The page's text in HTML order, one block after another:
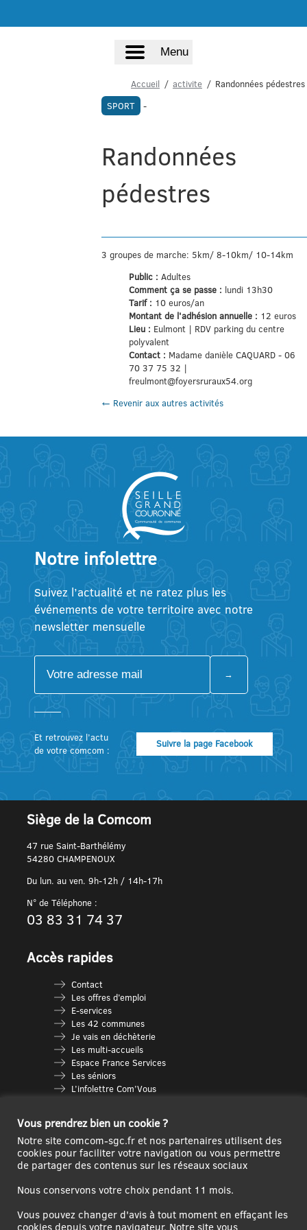
Menu
Accueil activite
Randonnées pédestres
SPORT
-
Randonnées
pédestres
3 groupes de marche: 5km/ 8-10km/ 10-14km
Public :Adultes
Comment ça se passe : lundi 13h30
Tarif : 10 euros/an
Montant de l'adhésion annuelle : 12 euros
Lieu : Eulmont | RDV parking du centre
polyvalent
Contact : Madame danièle CAQUARD - 06
70 37 75 32 |
freulmont@foyersruraux54.org
← Revenir aux autres activités
Notre infolettre
Suivez l’actualité et ne ratez plus les
événements de votre territoire avec notre
newsletter mensuelle
Et retrouvez l’actu
de votre comcom :
Suivre la page Facebook
Siège de la Comcom
47 rue Saint-Barthélémy
54280 CHAMPENOUX
Du lun. au ven. 9h-12h / 14h-17h
N° de Téléphone :
03 83 31 74 37
Accès rapides
Contact
Les offres d’emploi
E-services
Les 42 communes
Je vais en déchèterie
Les multi-accueils
Espace France Services
Les séniors
L’infolettre Com’Vous
Vous prendrez bien un cookie ?
Notre site comcom-sgc.fr et nos partenaires utilisent des
cookies pour faciliter votre navigation ou vous permettre
de partager des contenus sur les réseaux sociaux
Nous conservons votre choix pendant 11 mois.
Vous pouvez changer d'avis à tout moment en effaçant les
cookies depuis votre navigateur. Notre site vous